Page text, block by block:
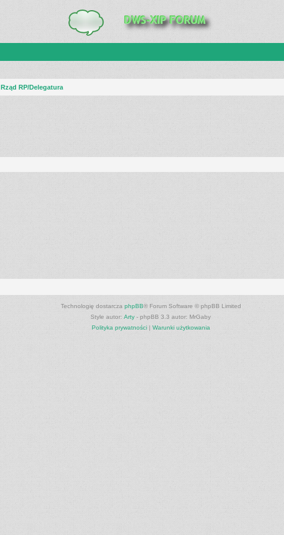
Rząd RP/Delegatura
Technologię dostarcza phpBB® Forum Software © phpBB Limited
Style autor: Arty - phpBB 3.3 autor: MrGaby
Polityka prywatności| Warunki użytkowania